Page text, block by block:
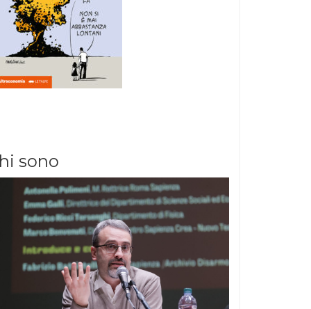
sono